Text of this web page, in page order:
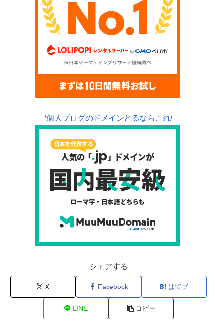
\個人ブログのドメインとるならこれ/
シェアする
X Facebook はてブ
LINE コピー